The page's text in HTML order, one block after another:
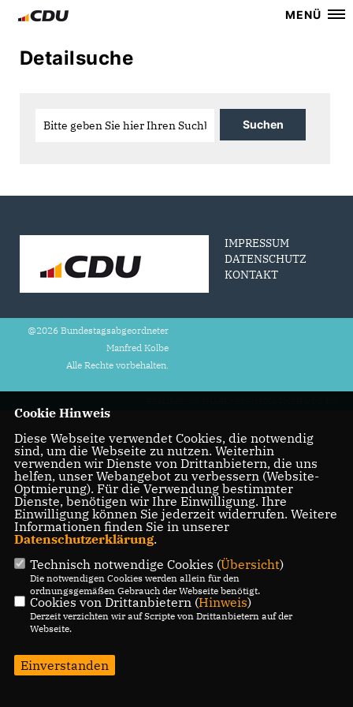
MENÜ
Detailsuche
IMPRESSUM
DATENSCHUTZ
KONTAKT
@2026 Bundestagsabgeordneter
Manfred Kolbe
Alle Rechte vorbehalten.
Cookie Hinweis
Diese Webseite verwendet Cookies, die notwendig
sind, um die Webseite zu nutzen. Weiterhin
verwenden wir Dienste von Drittanbietern, die uns
helfen, unser Webangebot zu verbessern (Website-
Optmierung). Für die Verwendung bestimmter
Dienste, benötigen wir Ihre Einwilligung. Ihre
Einwilligung können Sie jederzeit widerrufen. Weitere
Informationen finden Sie in unserer
Datenschutzerklärung.
Technisch notwendige Cookies (Übersicht)
Die notwendigen Cookies werden allein für den
ordnungsgemäßen Gebrauch der Webseite benötigt.
Cookies von Drittanbietern (Hinweis)
Derzeit verzichten wir auf Scripte von Drittanbietern auf der
Webseite.
Einverstanden